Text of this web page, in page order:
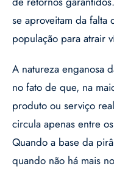
se aproveitam da falta
população para atrair
A natureza enganosa
no fato de que, na
produto ou serviço
circula apenas entre
Quando a base da
quando não há mais